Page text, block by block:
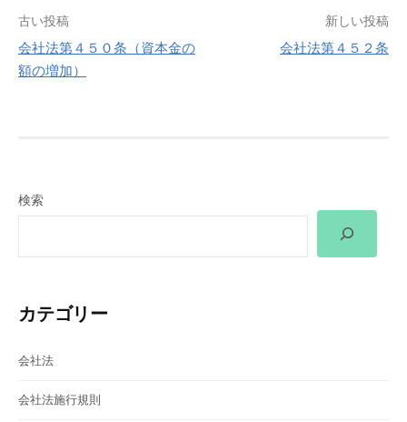
投
稿
ー
シ
古い投稿
会社法第４５０条（資本金の
額の増加）
新しい投稿
会社法第４５２条
検索
カテゴリー
会社法
会社法施行規則